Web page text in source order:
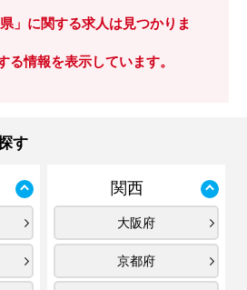
」に関する求人は見つかりま
る情報を表示しています。
す
関西
大阪府
京都府